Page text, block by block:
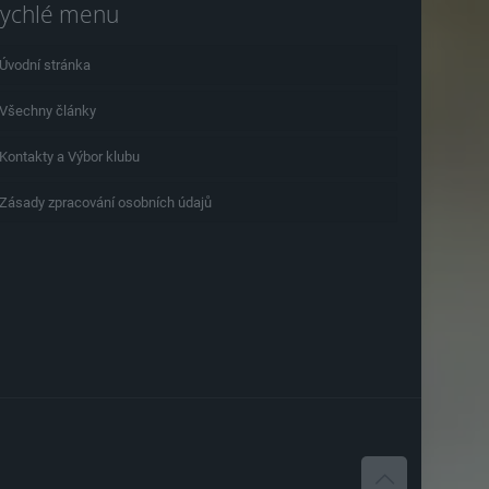
menu
stránka
články
a Výbor klubu
zpracování osobních údajů